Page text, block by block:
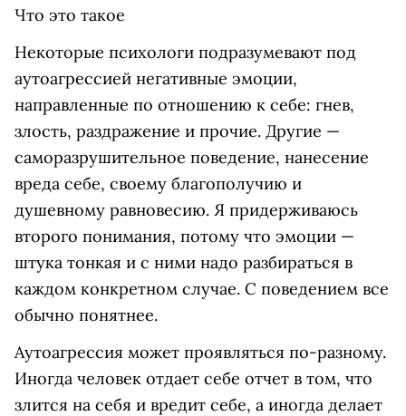
Что это такое
Некоторые психологи подразумевают под
аутоагрессией негативные эмоции,
направленные по отношению к себе: гнев,
злость, раздражение и прочие. Другие —
саморазрушительное поведение, нанесение
вреда себе, своему благополучию и
душевному равновесию. Я придерживаюсь
второго понимания, потому что эмоции —
штука тонкая и с ними надо разбираться в
каждом конкретном случае. С поведением все
обычно понятнее.
Аутоагрессия может проявляться по-разному.
Иногда человек отдает себе отчет в том, что
злится на себя и вредит себе, а иногда делает